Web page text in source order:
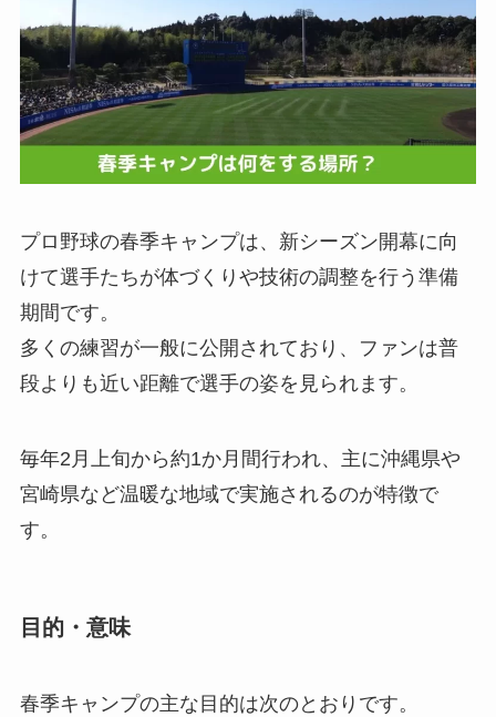
プロ野球の春季キャンプは、新シーズン開幕に向
けて選手たちが体づくりや技術の調整を行う準備
期間です。
多くの練習が一般に公開されており、ファンは普
段よりも近い距離で選手の姿を見られます。
毎年2月上旬から約1か月間行われ、主に沖縄県や
宮崎県など温暖な地域で実施されるのが特徴で
す。
目的・意味
春季キャンプの主な目的は次のとおりです。